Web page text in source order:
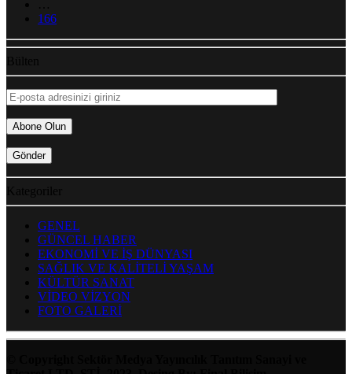
166
Bülten
Kategoriler
GENEL
GÜNCEL HABER
EKONOMİ VE İŞ DÜNYASI
SAĞLIK VE KALİTELİ YAŞAM
KÜLTÜR SANAT
VİDEO VİZYON
FOTO GALERİ